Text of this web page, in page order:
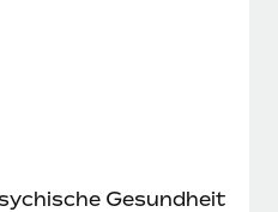
Gesundheit